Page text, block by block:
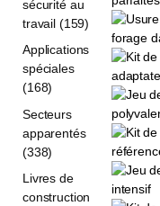
sécurité au
travail (159)
Applications
spéciales
(168)
Secteurs
apparentés
(338)
Livres de
construction